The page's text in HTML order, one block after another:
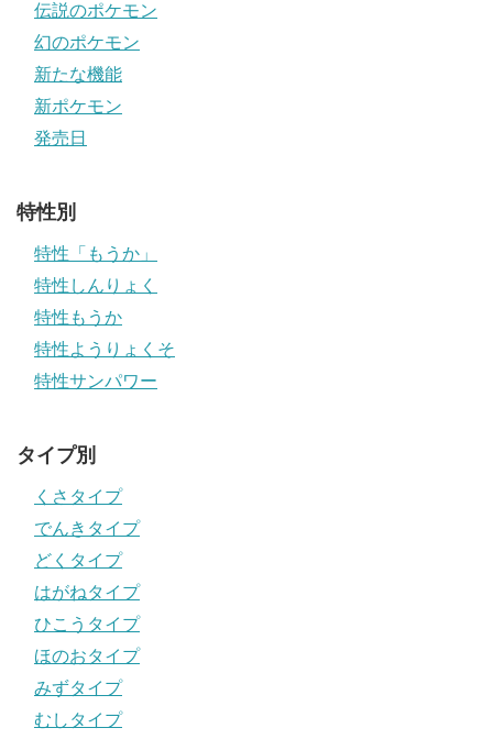
伝説のポケモン
幻のポケモン
新たな機能
新ポケモン
発売日
特性別
特性「もうか」
特性しんりょく
特性もうか
特性ようりょくそ
特性サンパワー
タイプ別
くさタイプ
でんきタイプ
どくタイプ
はがねタイプ
ひこうタイプ
ほのおタイプ
みずタイプ
むしタイプ